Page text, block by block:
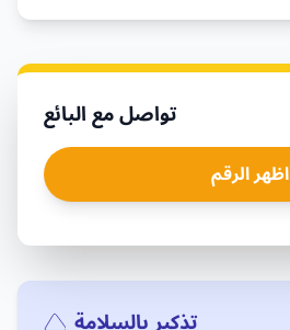
تواصل مع البائع
اظهر الرقم